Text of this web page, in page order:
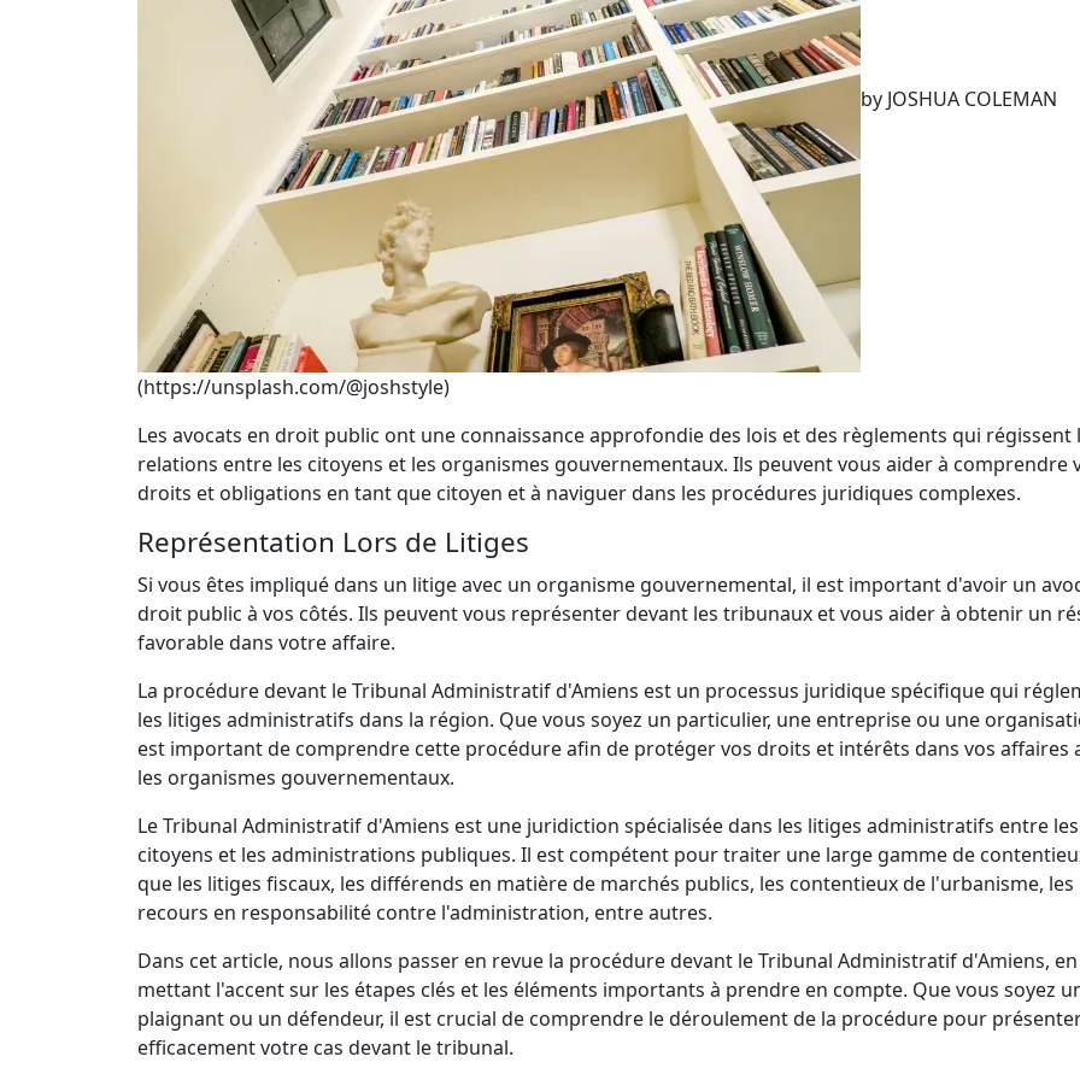
by JOSHUA COLEMAN
(https://unsplash.com/@joshstyle)
Les avocats en droit public ont une connaissance approfondie des lois et des règlements qui régissent
relations entre les citoyens et les organismes gouvernementaux. Ils peuvent vous aider à comprendre
droits et obligations en tant que citoyen et à naviguer dans les procédures juridiques complexes.
Représentation Lors de Litiges
Si vous êtes impliqué dans un litige avec un organisme gouvernemental, il est important d'avoir un
droit public à vos côtés. Ils peuvent vous représenter devant les tribunaux et vous aider à obtenir un
favorable dans votre affaire.
La procédure devant le Tribunal Administratif d'Amiens est un processus juridique spécifique qui
les litiges administratifs dans la région. Que vous soyez un particulier, une entreprise ou une
est important de comprendre cette procédure afin de protéger vos droits et intérêts dans vos affaires
les organismes gouvernementaux.
Le Tribunal Administratif d'Amiens est une juridiction spécialisée dans les litiges administratifs entre les
citoyens et les administrations publiques. Il est compétent pour traiter une large gamme de
que les litiges fiscaux, les différends en matière de marchés publics, les contentieux de l'urbanisme, les
recours en responsabilité contre l'administration, entre autres.
Dans cet article, nous allons passer en revue la procédure devant le Tribunal Administratif d'Amiens, en
mettant l'accent sur les étapes clés et les éléments importants à prendre en compte. Que vous soyez
plaignant ou un défendeur, il est crucial de comprendre le déroulement de la procédure pour
efficacement votre cas devant le tribunal.